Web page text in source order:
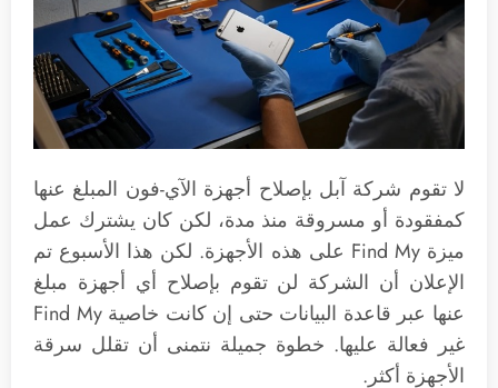
لا تقوم شركة آبل بإصلاح أجهزة الآي-فون المبلغ عنها
كمفقودة أو مسروقة منذ مدة، لكن كان يشترك عمل
ميزة Find My على هذه الأجهزة. لكن هذا الأسبوع تم
الإعلان أن الشركة لن تقوم بإصلاح أي أجهزة مبلغ
عنها عبر قاعدة البيانات حتى إن كانت خاصية Find My
غير فعالة عليها. خطوة جميلة نتمنى أن تقلل سرقة
الأجهزة أكثر.